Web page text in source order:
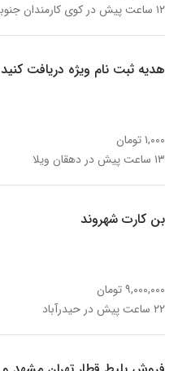
۱۲ ساعت پیش در کوی کارمندان جنوبی
هدیه ثبت نام ویژه دریافت کنید
۱,۰۰۰ تومان
۱۳ ساعت پیش در دهقان ویلا
بن کارت شهروند
۹,۰۰۰,۰۰۰ تومان
۲۲ ساعت پیش در حیدرآباد